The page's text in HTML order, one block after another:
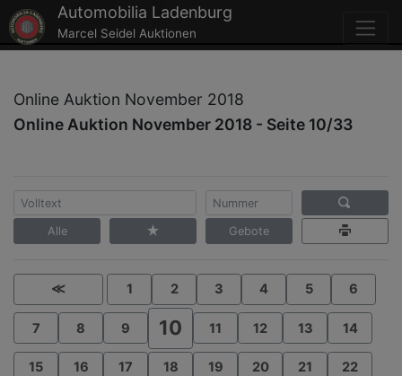
Automobilia Ladenburg
Marcel Seidel Auktionen
Online Auktion November 2018
Online Auktion November 2018 - Seite 10/33
Alle Gebote
≪ 1 2 3 4 5 6
7 8 9 10 11 12 13 14
15 16 17 18 19 20 21 22